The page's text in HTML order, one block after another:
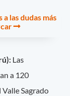
las dudas más
Las
a 120
Sagrado